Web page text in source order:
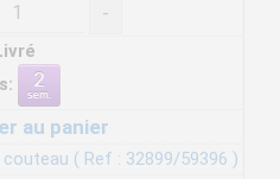
-
au panier
( Ref : 32899/59396 )